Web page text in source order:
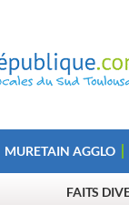
MURETAIN AGGLO
FAITS